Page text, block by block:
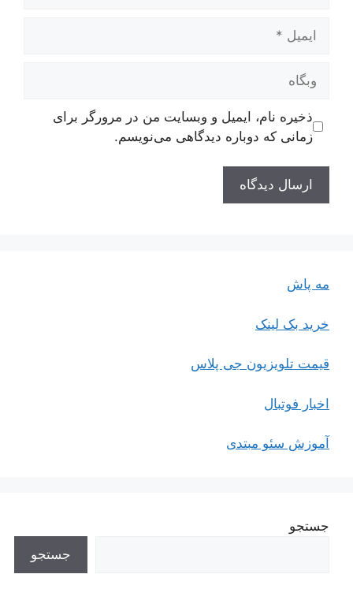
وبگاه
ذخیره نام، ایمیل و وبسایت من در مرورگر برای
زمانی که دوباره دیدگاهی می‌نویسم.
مه پاش
خرید بک لینک
قیمت تلویزیون جی پلاس
اخبار فوتبال
آموزش سئو مبتدی
جستجو
جستجو